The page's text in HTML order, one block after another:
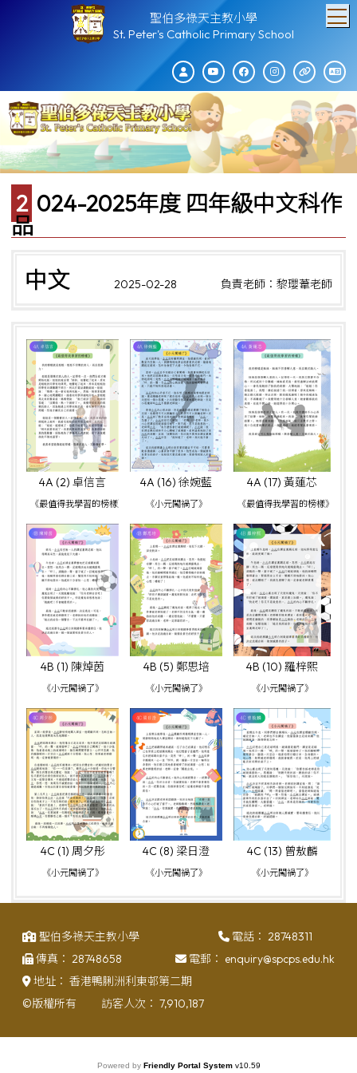
聖伯多祿天主教小學
St. Peter's Catholic Primary School
2024-2025年度 四年級中文科作
品
中文
2025-02-28 負責老師：黎瓔葦老師
4A (2) 卓信言
《最值得我學習的榜樣》
4A (16) 徐婉藍
《小元闖禍了》
4A (17) 黃蓮芯
《最值得我學習的榜樣》
4B (1) 陳焯茵
《小元闖禍了》
4B (5) 鄭思培
《小元闖禍了》
4B (10) 羅梓熙
《小元闖禍了》
4C (1) 周夕彤
《小元闖禍了》
4C (8) 梁日澄
《小元闖禍了》
4C (13) 曾敖麟
《小元闖禍了》
聖伯多祿天主教小學 電話： 28748311
傳真： 28748658 電郵： enquiry@spcps.edu.hk
地址： 香港鴨脷洲利東邨第二期
©版權所有
訪客人次： 7,910,187
Powered by Friendly Portal System v10.59